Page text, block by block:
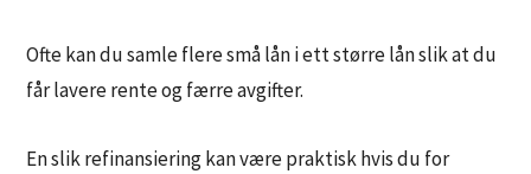
Ofte kan du samle flere små lån i ett større lån slik at du
får lavere rente og færre avgifter.
En slik refinansiering kan være praktisk hvis du for